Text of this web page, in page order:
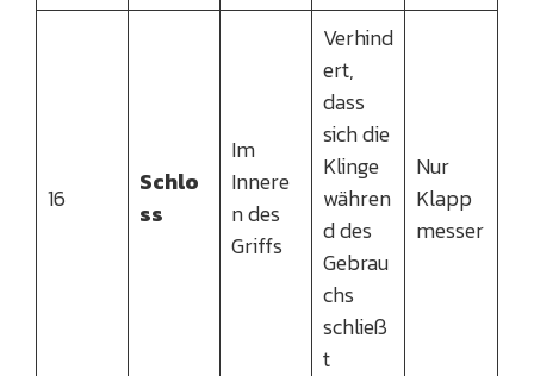
16
Schlo
ss
Im
Innere
n des
Griffs
Verhind
ert,
dass
sich die
Klinge
währen
d des
Gebrau
chs
schließ
t
Nur
Klapp
messer